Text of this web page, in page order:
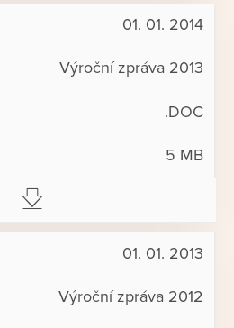
01. 01. 2014
Výroční zpráva 2013
.DOC
5 MB
01. 01. 2013
Výroční zpráva 2012